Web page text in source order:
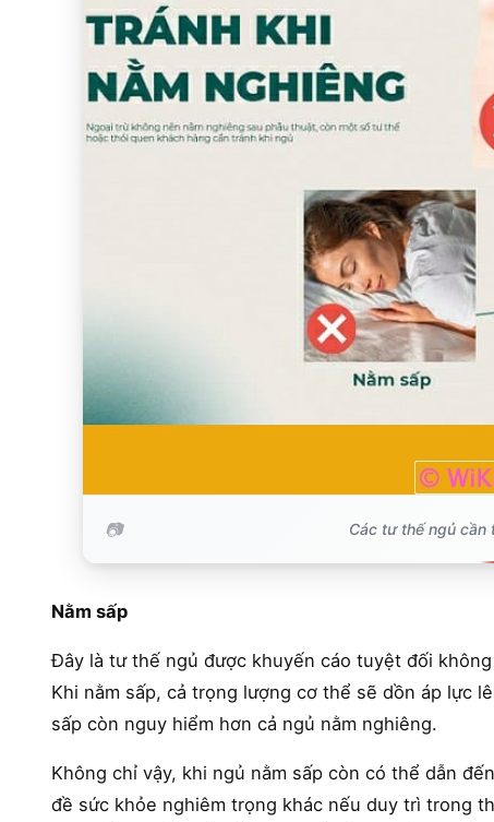
Các tư thế ngủ cần
Nằm sấp
Đây là tư thế ngủ được khuyến cáo tuyệt đối
Khi nằm sấp, cả trọng lượng cơ thể sẽ dồn áp lực
sấp còn nguy hiểm hơn cả ngủ nằm nghiêng.
Không chỉ vậy, khi ngủ nằm sấp còn có thể dẫn
đề sức khỏe nghiêm trọng khác nếu duy trì trong